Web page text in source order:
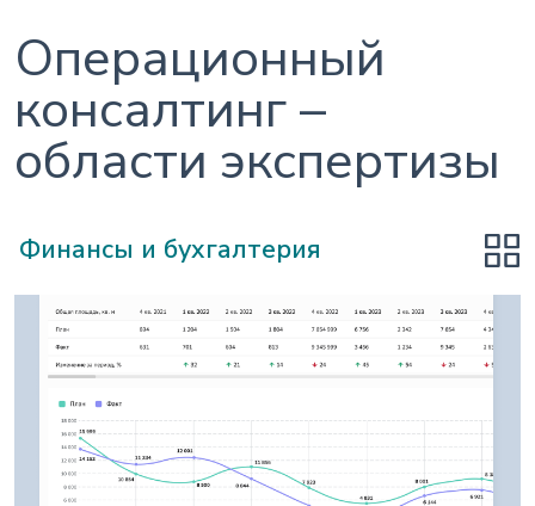
Операционный
консалтинг –
области экспертизы
Финансы и бухгалтерия